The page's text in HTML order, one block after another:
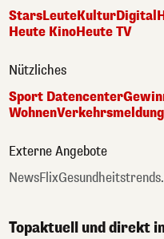
StarsLeuteKulturDigital
Heute KinoHeute TV
Nützliches
Sport Datencenter
Wohnen
Externe Angebote
NewsFlix
Topaktuell und direkt